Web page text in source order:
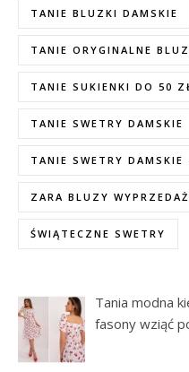
TANIE BLUZKI DAMSKIE
TANIE ORYGINALNE
TANIE SUKIENKI DO 50
TANIE SWETRY DAMSKIE
TANIE SWETRY
ZARA BLUZY WYPRZEDAŻ
ŚWIĄTECZNE SWETRY
Tania modna
fasony wziąć